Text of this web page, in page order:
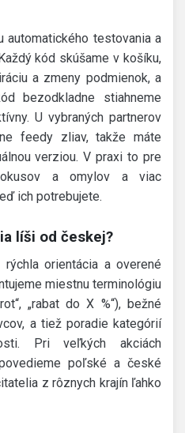
automatického testovania a
kód skúšame v košíku,
a zmeny podmienok, a
bezodkladne stiahneme
U vybraných partnerov
feedy zliav, takže máte
verziou. V praxi to pre
a omylov a viac
ich potrebujete.
líši od českej?
orientácia a overené
miestnu terminológiu
„rabat do X %“), bežné
a tiež poradie kategórií
Pri veľkých akciách
poľské a české
z rôznych krajín ľahko